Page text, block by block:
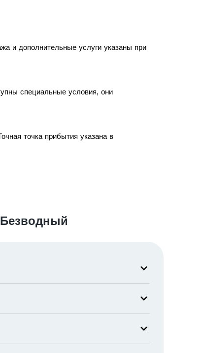
и дополнительные услуги указаны при
специальные условия, они
точка прибытия указана в